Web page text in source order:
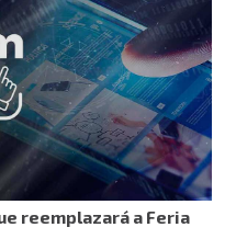
reemplazará a Feria